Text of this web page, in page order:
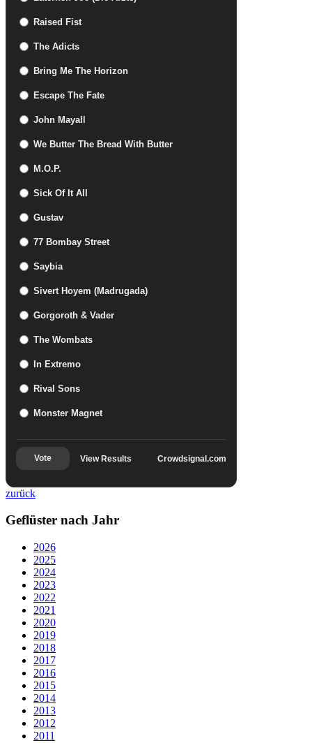
Raised Fist
The Adicts
Bring Me The Horizon
Escape The Fate
John Mayall
We Butter The Bread With Butter
M.O.P.
Sick Of It All
Gustav
77 Bombay Street
Saybia
Sivert Hoyem (Madrugada)
Gorgoroth & Vader
The Wombats
In Extremo
Rival Sons
Monster Magnet
Vote View Results Crowdsignal.com
zurück
Geflüster nach Jahr
2026
2025
2024
2023
2022
2021
2020
2019
2018
2017
2016
2015
2014
2013
2012
2011